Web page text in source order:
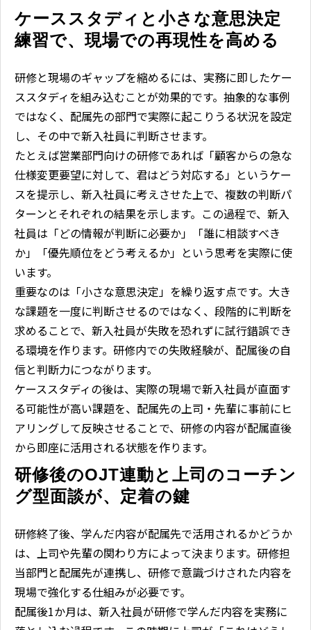
ケーススタディと小さな意思決定
練習で、現場での再現性を高める
研修と現場のギャップを縮めるには、実務に即したケー
ススタディを組み込むことが効果的です。抽象的な事例
ではなく、配属先の部門で実際に起こりうる状況を設定
し、その中で新入社員に判断させます。
たとえば営業部門向けの研修であれば「顧客からの急な
仕様変更要望に対して、君はどう対応する」というケー
スを提示し、新入社員に考えさせた上で、複数の判断パ
ターンとそれぞれの結果を示します。この過程で、新入
社員は「どの情報が判断に必要か」「誰に相談すべき
か」「優先順位をどう考えるか」という思考を実際に使
います。
重要なのは「小さな意思決定」を繰り返す点です。大き
な課題を一度に判断させるのではなく、段階的に判断を
求めることで、新入社員が失敗を恐れずに試行錯誤でき
る環境を作ります。研修内での失敗経験が、配属後の自
信と判断力につながります。
ケーススタディの後は、実際の現場で新入社員が直面す
る可能性が高い課題を、配属先の上司・先輩に事前にヒ
アリングして反映させることで、研修の内容が配属直後
から即座に活用される状態を作ります。
研修後のOJT連動と上司のコーチン
グ型面談が、定着の鍵
研修終了後、学んだ内容が配属先で活用されるかどうか
は、上司や先輩の関わり方によって決まります。研修担
当部門と配属先が連携し、研修で意識づけされた内容を
現場で強化する仕組みが必要です。
配属後1か月は、新入社員が研修で学んだ内容を実務に